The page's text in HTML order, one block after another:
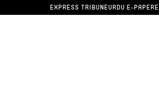
EXPRESS TRIBUNEURDU E-PAPER